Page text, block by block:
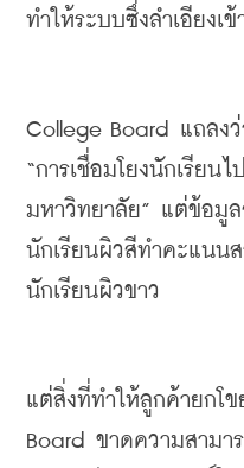
ทำให้ระบบซึ่งลำเอียงเ
College Board แถลงว่
“การเชื่อมโยงนักเรียน
มหาวิทยาลัย” แต่ข้อมูล
นักเรียนผิวสีทำคะแนน
นักเรียนผิวขาว
แต่สิ่งที่ทำให้ลูกค้ายกโ
Board ขาดความสามา